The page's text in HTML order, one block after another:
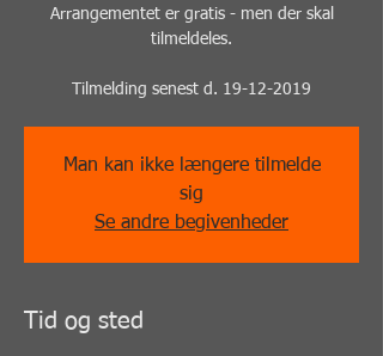
Arrangementet er gratis - men der skal
tilmeldeles.
Tilmelding senest d. 19-12-2019
Man kan ikke længere tilmelde
sig
Se andre begivenheder
Tid og sted